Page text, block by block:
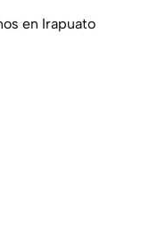
en Irapuato